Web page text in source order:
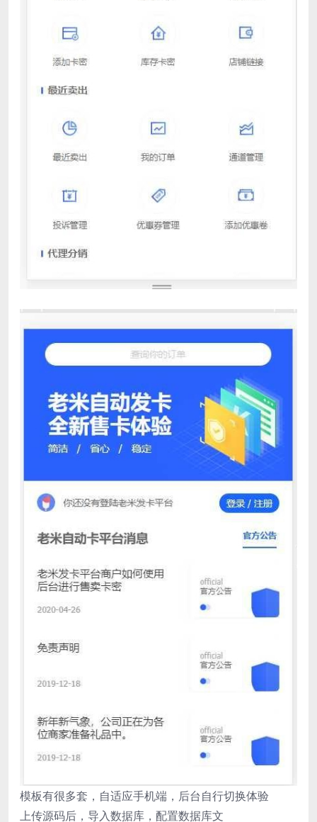
模板有很多套，自适应手机端，后台自行切换体验
上传源码后，导入数据库，配置数据库文